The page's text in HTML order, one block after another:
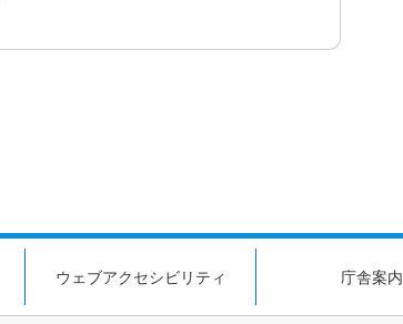
ウェブアクセシビリティ 庁舎案内